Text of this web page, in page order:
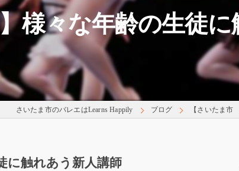
々な年齢の生徒に
さいたま市のバレエはLearns Happily ブログ 【さいたま
に触れあう新人講師